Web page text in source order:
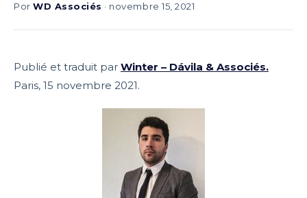
PorWD Associés · novembre 15, 2021
Publié et traduit par Winter – Dávila & Associés.
Paris, 15 novembre 2021.